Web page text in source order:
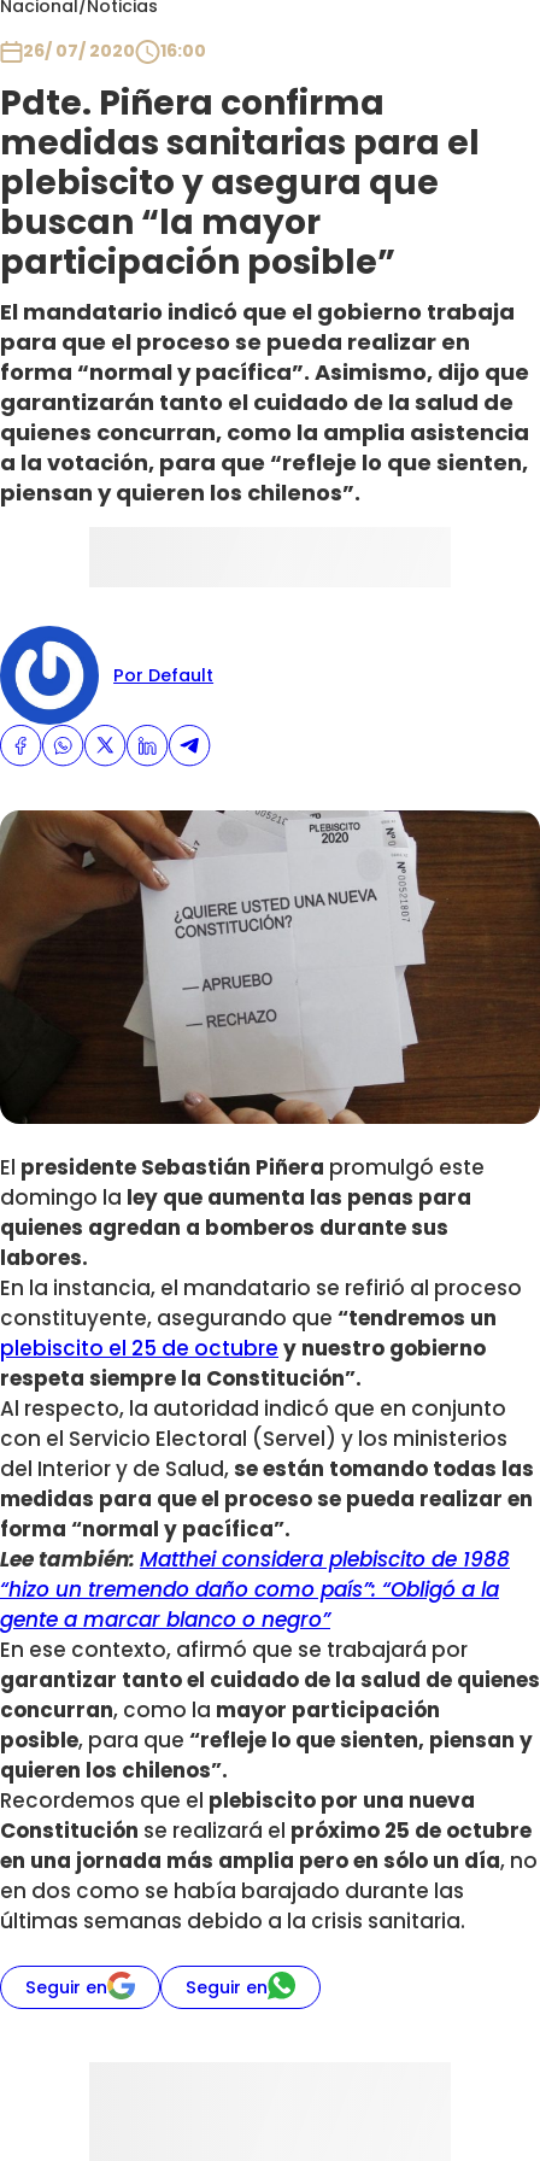
Nacional/Noticias
26/ 07/ 2020
16:00
Pdte. Piñera confirma
medidas sanitarias para el
plebiscito y asegura que
buscan “la mayor
participación posible”
El mandatario indicó que el gobierno trabaja
para que el proceso se pueda realizar en
forma “normal y pacífica”. Asimismo, dijo que
garantizarán tanto el cuidado de la salud de
quienes concurran, como la amplia asistencia
a la votación, para que “refleje lo que sienten,
piensan y quieren los chilenos”.
Por Default
El presidente Sebastián Piñera promulgó este
domingo la ley que aumenta las penas para
quienes agredan a bomberos durante sus
labores.
En la instancia, el mandatario se refirió al proceso
constituyente, asegurando que “tendremos un
plebiscito el 25 de octubre y nuestro gobierno
respeta siempre la Constitución”.
Al respecto, la autoridad indicó que en conjunto
con el Servicio Electoral (Servel) y los ministerios
del Interior y de Salud,se están tomando todas las
medidas para que el proceso se pueda realizar en
forma “normal y pacífica”.
Lee también: Matthei considera plebiscito de 1988
“hizo un tremendo daño como país”: “Obligó a la
gente a marcar blanco o negro”
En ese contexto, afirmó que se trabajará por
garantizar tanto el cuidado de la salud de quienes
concurran, como la mayor participación
posible, para que “refleje lo que sienten, piensan y
quieren los chilenos”.
Recordemos que el plebiscito por una nueva
Constitución se realizará el próximo 25 de octubre
en una jornada más amplia pero en sólo un día, no
en dos como se había barajado durante las
últimas semanas debido a la crisis sanitaria.
Seguir en Seguir en
Club De La Comedia
Contigo en Directo
Plan Perfecto
El Tiempo
Sabingo
Todos Los Programas